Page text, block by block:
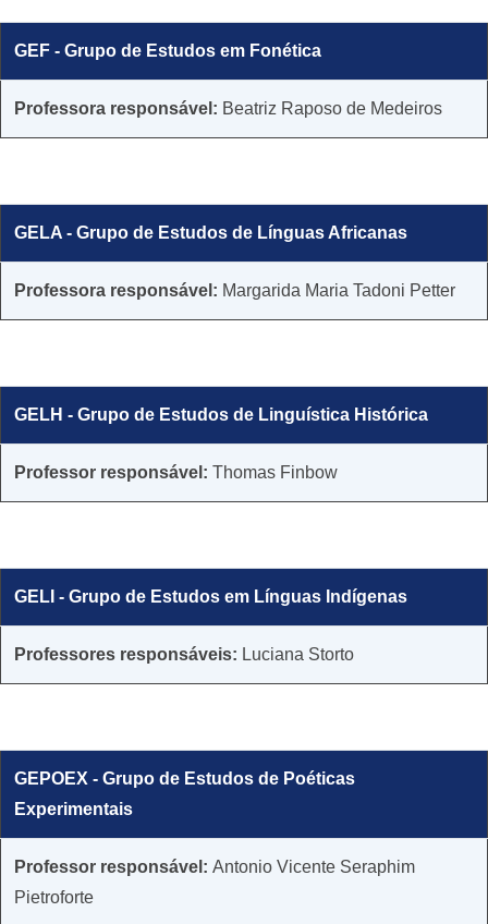
GEF - Grupo de Estudos em Fonética
​​Professora responsável: Beatriz Raposo de Medeiros
GELA - Grupo de Estudos de Línguas Africanas
​​Professora responsável: Margarida Maria Tadoni Petter
GELH - Grupo de Estudos de Linguística Histórica
Professor responsável: Thomas Finbow
GELI - Grupo de Estudos em Línguas Indígenas
​​Professores responsáveis: Luciana Storto
GEPOEX - Grupo de Estudos de Poéticas
Experimentais
​​​Professor responsável: Antonio Vicente Seraphim
Pietroforte